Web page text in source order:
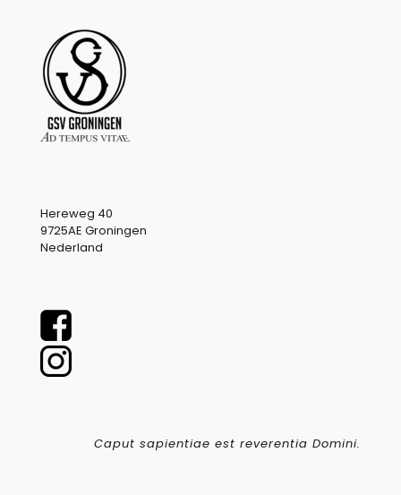
Hereweg 40
9725AE Groningen
Nederland
Caput sapientiae est reverentia Domini.